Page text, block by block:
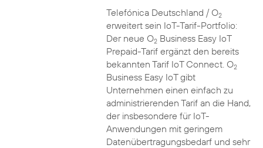
Telefónica Deutschland / O2
erweitert sein IoT-Tarif-Portfolio:
Der neue O2Business Easy IoT
Prepaid-Tarif ergänzt den bereits
bekannten Tarif IoT Connect. O2
Business Easy IoT gibt
Unternehmen einen einfach zu
administrierenden Tarif an die Hand,
der insbesondere für IoT-
Anwendungen mit geringem
Datenübertragungsbedarf und sehr